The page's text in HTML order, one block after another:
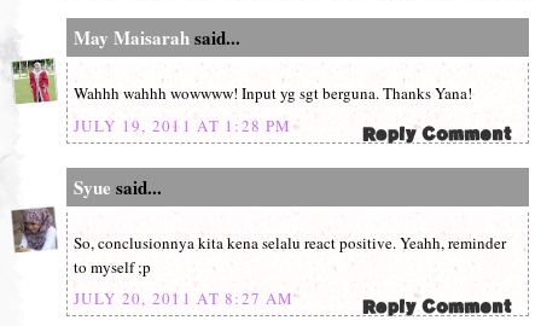
May Maisarahsaid...
Wahhh wahhh wowwww! Input yg sgt berguna. Thanks Yana!
JULY 19, 2011 AT 1:28 PM
Syue said...
So, conclusionnya kita kena selalu react positive. Yeahh, reminder
to myself ;p
JULY 20, 2011 AT 8:27 AM